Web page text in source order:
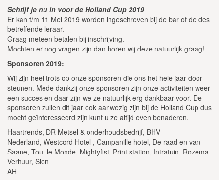
Schrijf je nu in voor de Holland Cup 2019
Er kan t/m 11 Mei 2019 worden ingeschreven bij de bar of de des
betreffende leraar.
Graag meteen betalen bij inschrijving.
Mochten er nog vragen zijn dan horen wij deze natuurlijk graag!
Sponsoren 2019:
Wij zijn heel trots op onze sponsoren die ons het hele jaar door
steunen. Mede dankzij onze sponsoren zijn onze activiteiten weer
een succes en daar zijn we ze natuurlijk erg dankbaar voor. De
sponsoren zullen dit jaar ook aanwezig zijn bij de Holland Cup dus
mocht geïnteresseerd zijn kunt u ze altijd even benaderen.
Haartrends, DR Metsel & onderhoudsbedrijf, BHV
Nederland, Westcord Hotel , Campanille hotel, De raad en van
Saane, Tout le Monde, Mightyfist, Print station, Intratuin, Rozema
Verhuur, Sion
AH